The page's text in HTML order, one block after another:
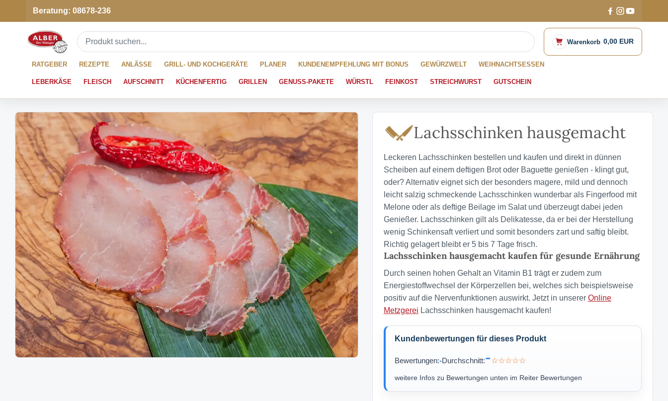
Beratung: 08678-236
Warenkorb 0,00 EUR
RATGEBER REZEPTE ANLÄSSE GRILL- UND KOCHGERÄTE PLANER KUNDENEMPFEHLUNG MIT BONUS GEWÜRZWELT WEIHNACHTSESSEN
LEBERKÄSE FLEISCH AUFSCHNITT KÜCHENFERTIG GRILLEN GENUSS-PAKETE WÜRSTL FEINKOST STREICHWURST GUTSCHEIN
Lachsschinken hausgemacht
Leckeren Lachsschinken bestellen und kaufen und direkt in dünnen
Scheiben auf einem deftigen Brot oder Baguette genießen - klingt gut,
oder? Alternativ eignet sich der besonders magere, mild und dennoch
leicht salzig schmeckende Lachsschinken wunderbar als Fingerfood mit
Melone oder als deftige Beilage im Salat und überzeugt dabei jeden
Genießer. Lachsschinken gilt als Delikatesse, da er bei der Herstellung
wenig Schinkensaft verliert und somit besonders zart und saftig bleibt.
Richtig gelagert bleibt er 5 bis 7 Tage frisch.
Lachsschinken hausgemacht kaufen für gesunde Ernährung
Durch seinen hohen Gehalt an Vitamin B1 trägt er zudem zum
Energiestoffwechsel der Körperzellen bei, welches sich beispielsweise
positiv auf die Nervenfunktionen auswirkt. Jetzt in unserer Online
Metzgerei Lachsschinken hausgemacht kaufen!
Kundenbewertungen für dieses Produkt
Bewertungen:-Durchschnitt:-☆☆☆☆☆
weitere Infos zu Bewertungen unten im Reiter Bewertungen